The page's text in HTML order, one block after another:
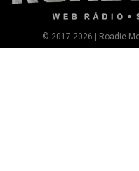
© 2017-2026 | Roadie